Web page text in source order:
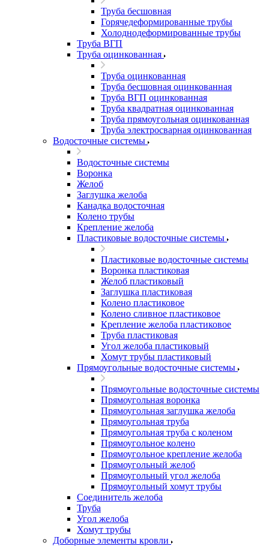
Труба бесшовная
Горячедеформированные трубы
Холоднодеформированные трубы
Труба ВГП
Труба оцинкованная
Труба оцинкованная
Труба бесшовная оцинкованная
Труба ВГП оцинкованная
Труба квадратная оцинкованная
Труба прямоугольная оцинкованная
Труба электросварная оцинкованная
Водосточные системы
Водосточные системы
Воронка
Желоб
Заглушка желоба
Канадка водосточная
Колено трубы
Крепление желоба
Пластиковые водосточные системы
Пластиковые водосточные системы
Воронка пластиковая
Желоб пластиковый
Заглушка пластиковая
Колено пластиковое
Колено сливное пластиковое
Крепление желоба пластиковое
Труба пластиковая
Угол желоба пластиковый
Хомут трубы пластиковый
Прямоугольные водосточные системы
Прямоугольные водосточные системы
Прямоугольная воронка
Прямоугольная заглушка желоба
Прямоугольная труба
Прямоугольная труба c коленом
Прямоугольное колено
Прямоугольное крепление желоба
Прямоугольный желоб
Прямоугольный угол желоба
Прямоугольный хомут трубы
Соединитель желоба
Труба
Угол желоба
Хомут трубы
Доборные элементы кровли